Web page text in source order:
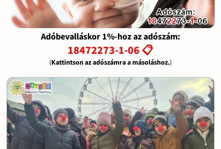
Adóbevalláskor 1%-hoz az adószám:
18472273-1-06 📋
(Kattintson az adószámra a másoláshoz.)